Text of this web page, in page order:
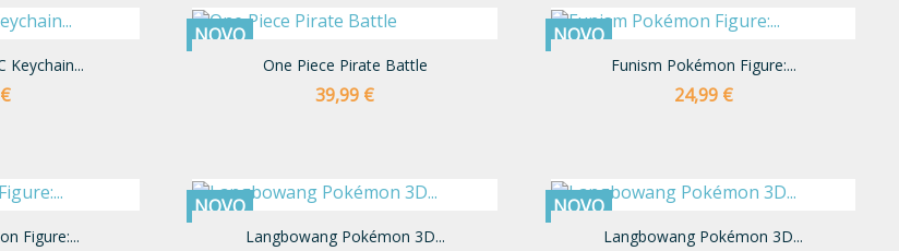
Keychain... One Piece Pirate Battle
Preço
39,99 €
NOVO
Funism Pokémon Figure:...
Preço
24,99 €
NOVO
Figure:... Langbowang Pokémon 3D...
NOVO
Langbowang Pokémon 3D...
NOVO